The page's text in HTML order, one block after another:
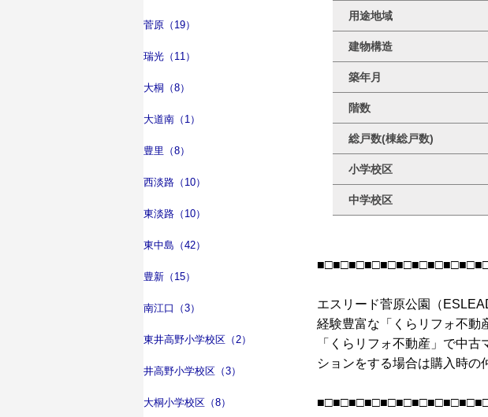
菅原（19）
瑞光（11）
大桐（8）
大道南（1）
豊里（8）
西淡路（10）
東淡路（10）
東中島（42）
豊新（15）
南江口（3）
東井高野小学校区（2）
井高野小学校区（3）
大桐小学校区（8）
用途地域
建物構造
築年月
階数
総戸数(棟総戸数)
小学校区
中学校区
エスリード菅原公園（
経験豊富な「くらリフォ不動
「くらリフォ不動産」で中
ションをする場合は購入時の